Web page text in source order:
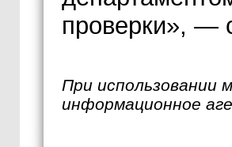
проверки», —
При использовании
информационное